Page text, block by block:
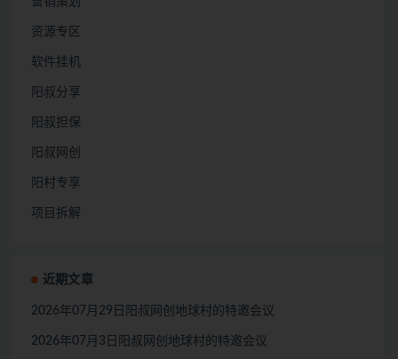
资源专区
软件挂机
阳叔分享
阳叔担保
阳叔网创
阳村专享
项目拆解
近期文章
2026年07月29日阳叔网创地球村的特邀会议
2026年07月3日阳叔网创地球村的特邀会议